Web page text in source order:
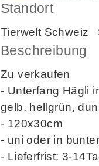
Standort
Tierwelt Schweiz
Beschreibung
Zu verkaufen
- Unterfang Hägli
gelb, hellgrün,
- 120x30cm
- uni oder in
- Lieferfrist: 3-